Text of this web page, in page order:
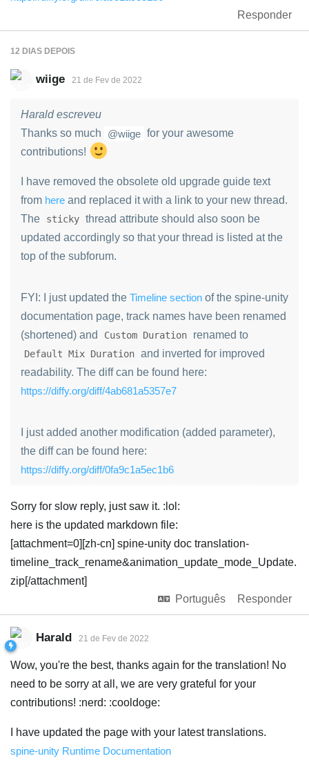
Responder
12 DIAS DEPOIS
wiige 21 de Fev de 2022
Harald escreveu
Thanks so much
@wiige for your awesome
contributions!
I have removed the obsolete old upgrade guide text
from here and replaced it with a link to your new thread.
The
sticky thread attribute should also soon be
updated accordingly so that your thread is listed at the
top of the subforum.
FYI: I just updated the Timeline section of the spine-unity
documentation page, track names have been renamed
(shortened) and
Custom Duration renamed to
Default Mix Duration and inverted for improved
readability. The diff can be found here:
https://diffy.org/diff/4ab681a5357e7
I just added another modification (added parameter),
the diff can be found here:
https://diffy.org/diff/0fa9c1a5ec1b6
Sorry for slow reply, just saw it. :lol:
here is the updated markdown file:
[attachment=0][zh-cn] spine-unity doc translation-
timeline_track_rename&animation_update_mode_Update.
zip[/attachment]
Português
Responder
Harald 21 de Fev de 2022
Wow, you're the best, thanks again for the translation! No
need to be sorry at all, we are very grateful for your
contributions! :nerd: :cooldoge:
I have updated the page with your latest translations.
spine-unity Runtime Documentation